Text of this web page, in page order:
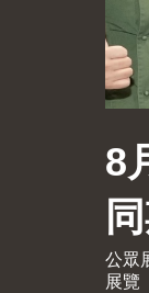
8
公眾
展覽